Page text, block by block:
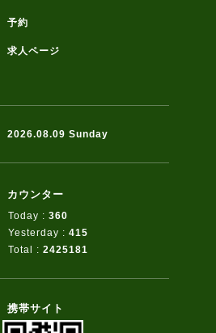
予約
求人ページ
2026.08.09 Sunday
カウンター
Today : 360
Yesterday : 415
Total : 2425181
携帯サイト